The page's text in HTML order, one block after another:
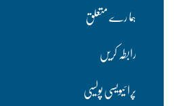
ہما رے متعلق
رابطہ کریں
پرا ئیویسی پولسیی